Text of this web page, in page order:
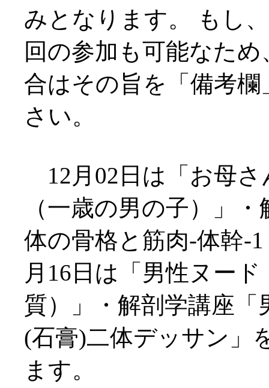
みとなります。 もし
回の参加も可能なた
合はその旨を「備考
さい。
12月02日は「お母さ
（一歳の男の子）」
体の骨格と筋肉-体幹-
月16日は「男性ヌー
質）」・解剖学講座「
(石膏)二体デッサン」
ます。